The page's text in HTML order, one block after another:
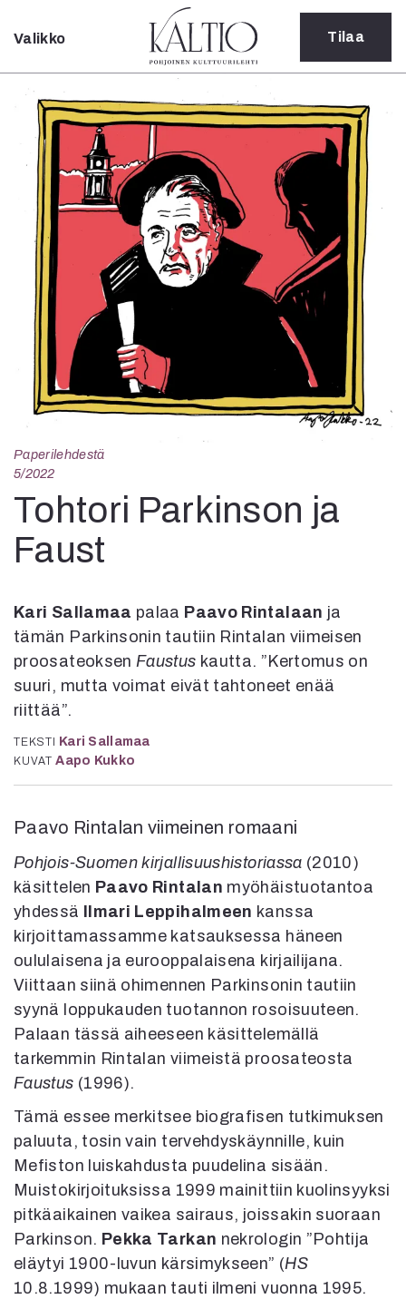
Sulje
Kategoriat
Verkkoartikkeli
Teatteri
Tanssi
Tanssi
Sarjakuva
Sámegillii
Pääkirjoitus
Paperilehdestä
Oulu2026
Kuvataide
Kirjat
In English
Lehdet
6/2025
5/2025 saame
5/2025
Lehtiarkisto
Tilaus ja irtonumerot
Yhteistyössä
Mediatiedot
Kaltio ry
Valikko Tilaa
Paperilehdestä
5/2022
Tohtori Parkinson ja
Faust
Kari Sallamaa palaa Paavo Rintalaan ja
tämän Parkinsonin tautiin Rintalan viimeisen
proosateoksenFaustus kautta. ”Kertomus on
suuri, mutta voimat eivät tahtoneet enää
riittää”.
TEKSTI Kari Sallamaa
KUVAT Aapo Kukko
Paavo Rintalan viimeinen romaani
Pohjois-Suomen kirjallisuushistoriassa (2010)
käsittelen Paavo Rintalan myöhäistuotantoa
yhdessä
Ilmari Leppihalmeen kanssa
kirjoittamassamme katsauksessa häneen
oululaisena ja eurooppalaisena kirjailijana.
Viittaan siinä ohimennen Parkinsonin tautiin
syynä loppukauden tuotannon rosoisuuteen.
Palaan tässä aiheeseen käsittelemällä
tarkemmin Rintalan viimeistä proosateosta
Faustus (1996).
Tämä essee merkitsee biografisen tutkimuksen
paluuta, tosin vain tervehdyskäynnille, kuin
Mefiston luiskahdusta puudelina sisään.
Muistokirjoituksissa 1999 mainittiin kuolinsyyksi
pitkäaikainen vaikea sairaus, joissakin suoraan
Parkinson. Pekka Tarkan nekrologin ”Pohtija
eläytyi 1900-luvun kärsimykseen” (HS
10.8.1999) mukaan tauti ilmeni vuonna 1995.